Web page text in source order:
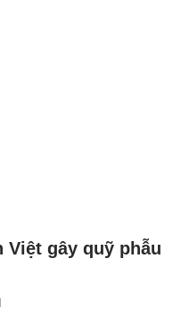
Việt gây quỹ phẫu